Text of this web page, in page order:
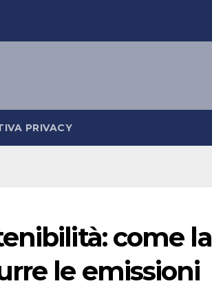
PRIVACY
come la
le emissioni